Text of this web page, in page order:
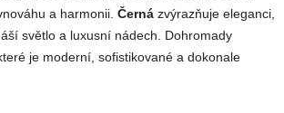
a harmonii. Černá zvýrazňuje eleganci,
světlo a luxusní nádech. Dohromady
je moderní, sofistikované a dokonale